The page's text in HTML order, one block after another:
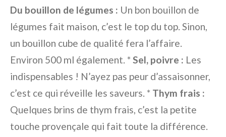
Du bouillon de légumes : Un bon bouillon de
légumes fait maison, c’est le top du top. Sinon,
un bouillon cube de qualité fera l’affaire.
Environ 500 ml également. *Sel, poivre : Les
indispensables ! N’ayez pas peur d’assaisonner,
c’est ce qui réveille les saveurs. * Thym frais :
Quelques brins de thym frais, c’est la petite
touche provençale qui fait toute la différence.